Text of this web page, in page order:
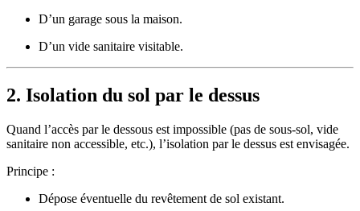
D’un garage sous la maison.
D’un vide sanitaire visitable.
2. Isolation du sol par le dessus
Quand l’accès par le dessous est impossible (pas de sous-sol, vide
sanitaire non accessible, etc.), l’isolation par le dessus est envisagée.
Principe :
Dépose éventuelle du revêtement de sol existant.